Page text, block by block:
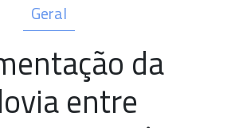
Geral
da
entre